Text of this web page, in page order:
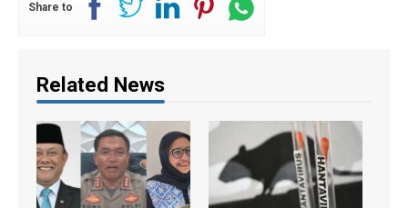
Share to
Related News